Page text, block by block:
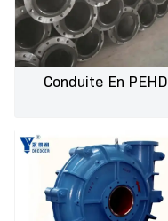
Conduite En PEHD